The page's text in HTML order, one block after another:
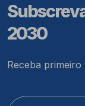
2030
Receba primeiro